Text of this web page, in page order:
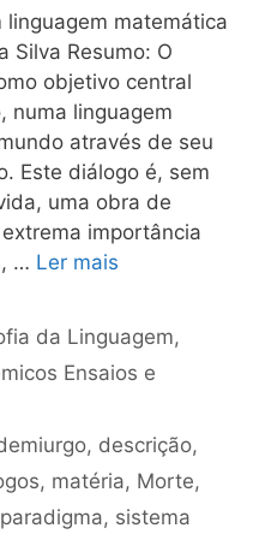
matemática
Silva Resumo: O
objetivo central
numa linguagem
através de seu
Este diálogo é, sem
uma obra de
importância
… Ler mais
da Linguagem,
Ensaios e
, descrição,
, matéria, Morte,
paradigma, sistema